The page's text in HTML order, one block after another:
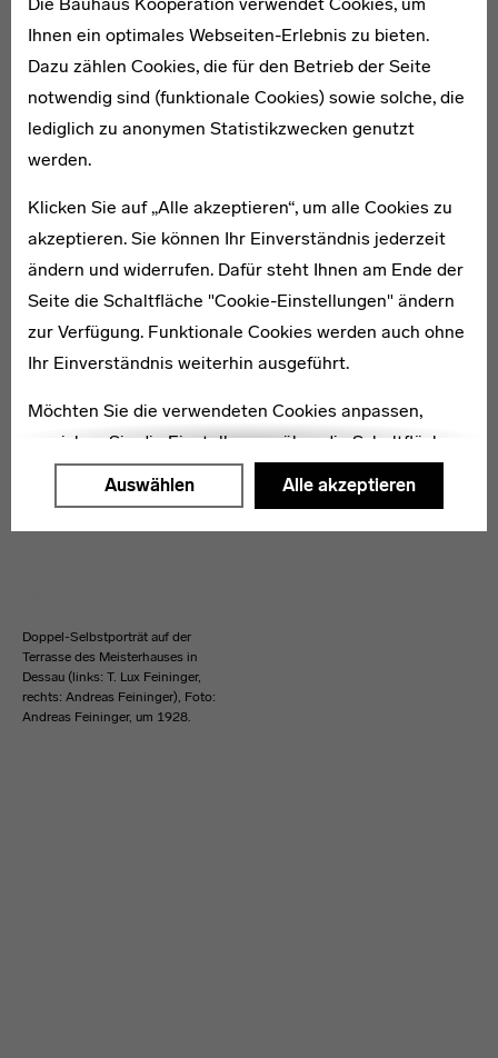
Ihnen ein optimales Webseiten-Erlebnis zu bieten.
Dazu zählen Cookies, die für den Betrieb der Seite
notwendig sind (funktionale Cookies) sowie solche, die
lediglich zu anonymen Statistikzwecken genutzt
werden.
Klicken Sie auf „Alle akzeptieren“, um alle Cookies zu
akzeptieren. Sie können Ihr Einverständnis jederzeit
ändern und widerrufen. Dafür steht Ihnen am Ende der
Seite die Schaltfläche "Cookie-Einstellungen" ändern
zur Verfügung. Funktionale Cookies werden auch ohne
Ihr Einverständnis weiterhin ausgeführt.
Möchten Sie die verwendeten Cookies anpassen,
erreichen Sie die Einstellungen über die Schaltfläche
"Auswählen".
Auswählen Alle akzeptieren
Weiterführende Links
Doppel-Selbstporträt auf der
Terrasse des Meisterhauses in
Dessau (links: T. Lux Feininger,
rechts: Andreas Feininger), Foto:
Andreas Feininger, um 1928.